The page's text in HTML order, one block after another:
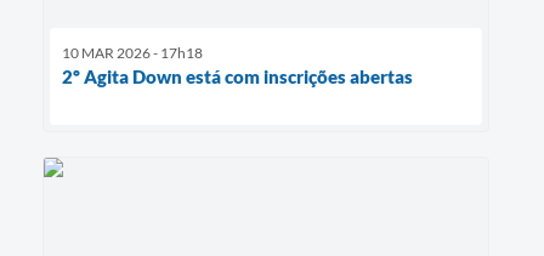
10 MAR 2026 - 17h18
2º Agita Down está com inscrições abertas